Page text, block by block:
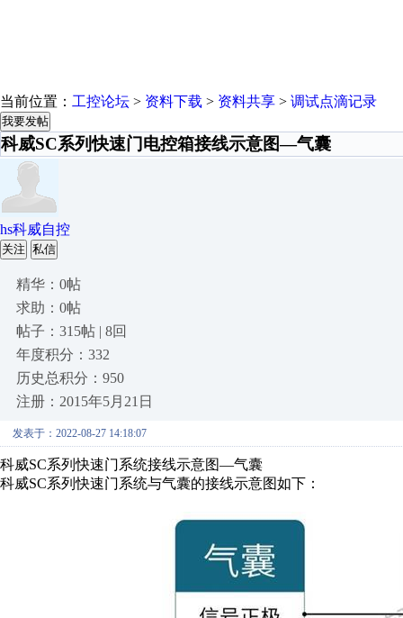
当前位置： 工控论坛 > 资料下载 > 资料共享 > 调试点滴记录
我要发帖
科威SC系列快速门电控箱接线示意图—气囊
hs科威自控
关注 私信
精华：0帖
求助：0帖
帖子：315帖 | 8回
年度积分：332
历史总积分：950
注册：2015年5月21日
发表于：2022-08-27 14:18:07
科威SC系列快速门系统接线示意图—气囊
科威SC系列快速门系统与气囊的接线示意图如下：